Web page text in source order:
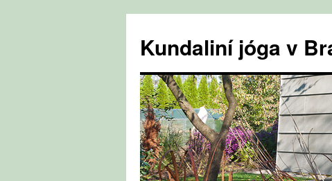
obsahu
webu
Kundaliní jóga v